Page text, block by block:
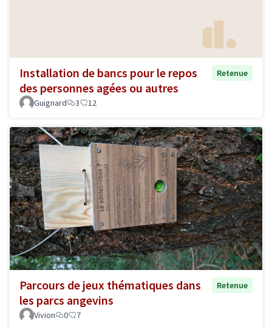
Installation de bancs pour le repos
des personnes agées ou autres
Retenue
Guignard 3 12
Parcours de jeux thématiques dans
les parcs angevins
Retenue
Vivion 0 7